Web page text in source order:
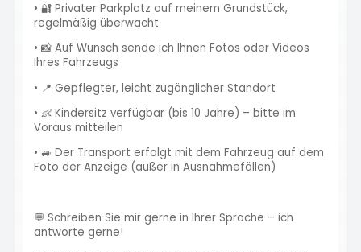
• 🔐 Privater Parkplatz auf meinem Grundstück,
regelmäßig überwacht
• 📸 Auf Wunsch sende ich Ihnen Fotos oder Videos
Ihres Fahrzeugs
• 📍 Gepflegter, leicht zugänglicher Standort
• 👶 Kindersitz verfügbar (bis 10 Jahre) – bitte im
Voraus mitteilen
• 🚙 Der Transport erfolgt mit dem Fahrzeug auf dem
Foto der Anzeige (außer in Ausnahmefällen)
💬 Schreiben Sie mir gerne in Ihrer Sprache – ich
antworte gerne!